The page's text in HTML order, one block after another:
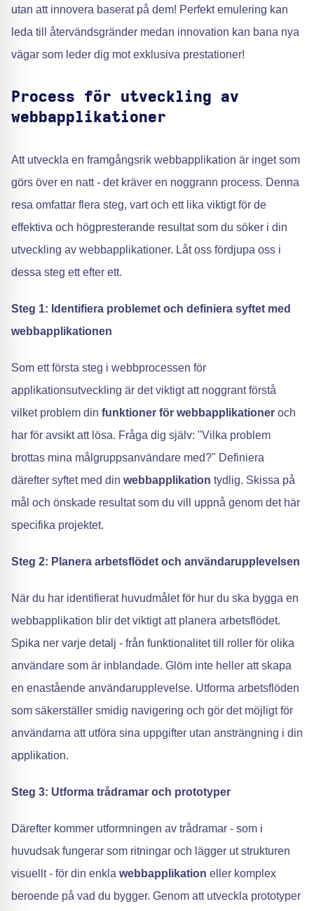
utan att innovera baserat på dem! Perfekt emulering kan
leda till återvändsgränder medan innovation kan bana nya
vägar som leder dig mot exklusiva prestationer!
Process för utveckling av
webbapplikationer
Att utveckla en framgångsrik webbapplikation är inget som
görs över en natt - det kräver en noggrann process. Denna
resa omfattar flera steg, vart och ett lika viktigt för de
effektiva och högpresterande resultat som du söker i din
utveckling av webbapplikationer. Låt oss fördjupa oss i
dessa steg ett efter ett.
Steg 1: Identifiera problemet och definiera syftet med
webbapplikationen
Som ett första steg i webbprocessen för
applikationsutveckling är det viktigt att noggrant förstå
vilket problem din funktioner för webbapplikationer och
har för avsikt att lösa. Fråga dig själv: "Vilka problem
brottas mina målgruppsanvändare med?" Definiera
därefter syftet med din webbapplikation tydlig. Skissa på
mål och önskade resultat som du vill uppnå genom det här
specifika projektet.
Steg 2: Planera arbetsflödet och användarupplevelsen
När du har identifierat huvudmålet för hur du ska bygga en
webbapplikation blir det viktigt att planera arbetsflödet.
Spika ner varje detalj - från funktionalitet till roller för olika
användare som är inblandade. Glöm inte heller att skapa
en enastående användarupplevelse. Utforma arbetsflöden
som säkerställer smidig navigering och gör det möjligt för
användarna att utföra sina uppgifter utan ansträngning i din
applikation.
Steg 3: Utforma trådramar och prototyper
Därefter kommer utformningen av trådramar - som i
huvudsak fungerar som ritningar och lägger ut strukturen
visuellt - för din enkla webbapplikation eller komplex
beroende på vad du bygger. Genom att utveckla prototyper